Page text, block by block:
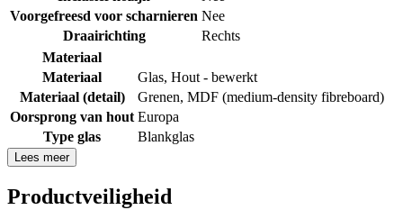
Voorgefreesd voor scharnieren Nee
Draairichting
Rechts
Materiaal
Materiaal
Glas, Hout - bewerkt
Materiaal (detail)
Grenen, MDF (medium-density fibreboard)
Oorsprong van hout Europa
Type glas
Blankglas
Lees meer
Productveiligheid